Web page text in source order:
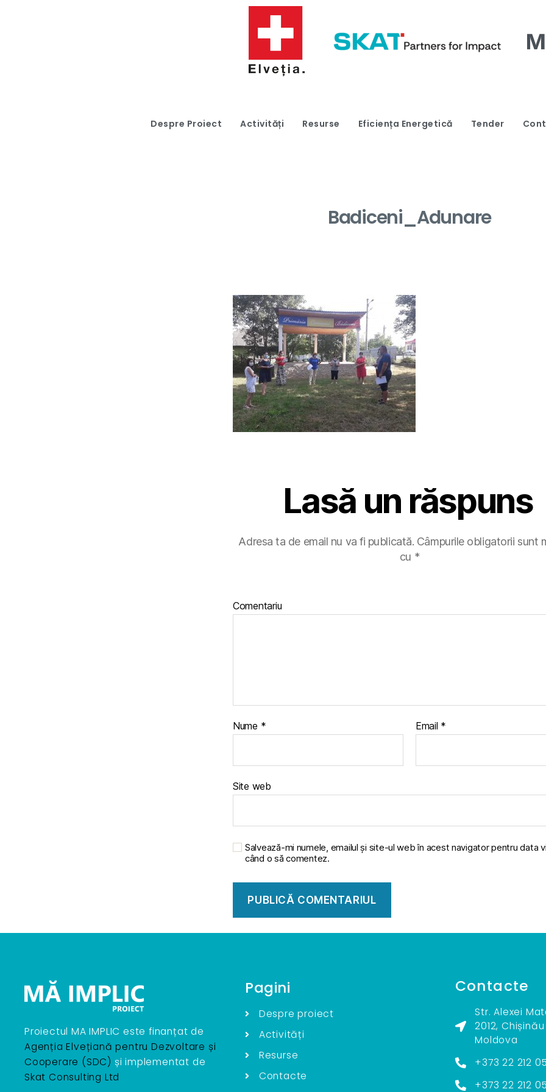
Despre Proiect Activități Resurse Eficiența Energetică Tender
Badiceni_Adunare
Lasă un răspuns
Adresa ta de email nu va fi publicată. Câmpurile obligatorii sunt
cu *
Comentariu
Nume * Email *
Site web
Salvează-mi numele, emailul și site-ul web în acest navigator pentru data
când o să comentez.
Proiectul MA IMPLIC este finanțat de
Agenția Elvețiană pentru Dezvoltare și
Cooperare (SDC) și implementat de
Skat Consulting Ltd
Pagini
Despre proiect
Activități
Resurse
Contacte
Contacte
Str. Alexei
2012,
Moldova
+373 22 212
+373 22 212